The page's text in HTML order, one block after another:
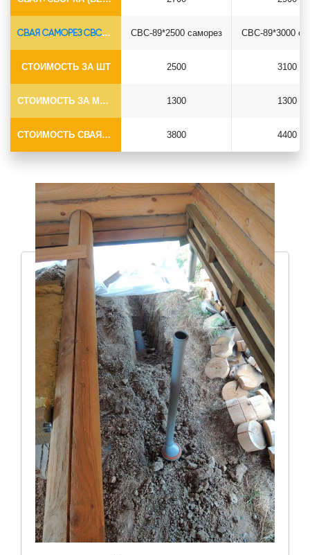
СВАЯ САМОРЕЗ СВС-Ø89*6.5
СТОИМОСТЬ ЗА ШТ
СТОИМОСТЬ ЗА МОНТАЖ
СТОИМОСТЬ СВАЯ+МОНТАЖ (БЕЗ ОГОЛОВКА)
СВС-89*2500 саморез
2500
1300
3800
СВС-89*3000
3100
1300
4400